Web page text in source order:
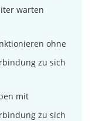
warten
ohne
zu sich
mit
zu sich